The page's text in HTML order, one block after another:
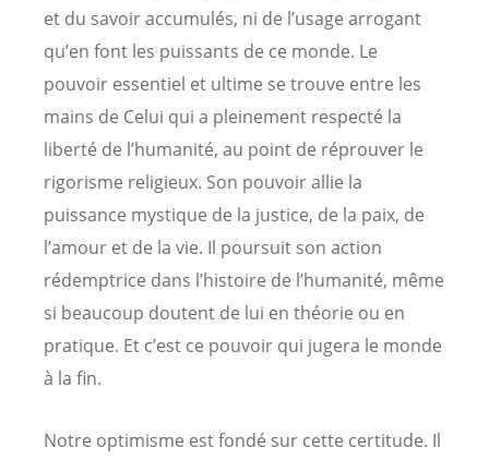
et du savoir accumulés, ni de l’usage arrogant
qu’en font les puissants de ce monde. Le
pouvoir essentiel et ultime se trouve entre les
mains de Celui qui a pleinement respecté la
liberté de l’humanité, au point de réprouver le
rigorisme religieux. Son pouvoir allie la
puissance mystique de la justice, de la paix, de
l’amour et de la vie. Il poursuit son action
rédemptrice dans l’histoire de l’humanité, même
si beaucoup doutent de lui en théorie ou en
pratique. Et c’est ce pouvoir qui jugera le monde
à la fin.
Notre optimisme est fondé sur cette certitude. Il